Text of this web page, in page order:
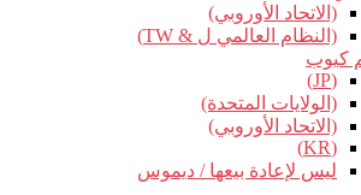
(الاتحاد الأوروبي)
(النظام العالمي ل & TW)
كيوب
(JP)
(الولايات المتحدة)
(الاتحاد الأوروبي)
(KR)
ليس لإعادة بيعها / ديموس